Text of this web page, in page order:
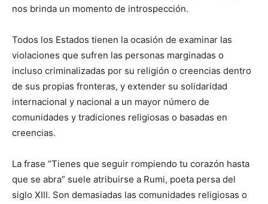
nos brinda un momento de introspección.
Todos los Estados tienen la ocasión de examinar las
violaciones que sufren las personas marginadas o
incluso criminalizadas por su religión o creencias dentro
de sus propias fronteras, y extender su solidaridad
internacional y nacional a un mayor número de
comunidades y tradiciones religiosas o basadas en
creencias.
La frase “Tienes que seguir rompiendo tu corazón hasta
que se abra” suele atribuirse a Rumi, poeta persa del
siglo XIII. Son demasiadas las comunidades religiosas o